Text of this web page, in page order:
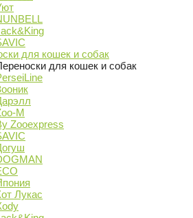
для кошек и собак
для кошек и собак
M
Zooexpress
Лукас